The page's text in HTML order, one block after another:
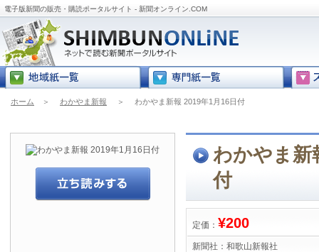
電子版新聞の販売・購読ポータルサイト - 新聞オンライン.COM
ホーム ＞ わかやま新報 ＞ わかやま新報 2019年1月16日付
わかやま新
付
定価： ¥200
新聞社： 和歌山新報社